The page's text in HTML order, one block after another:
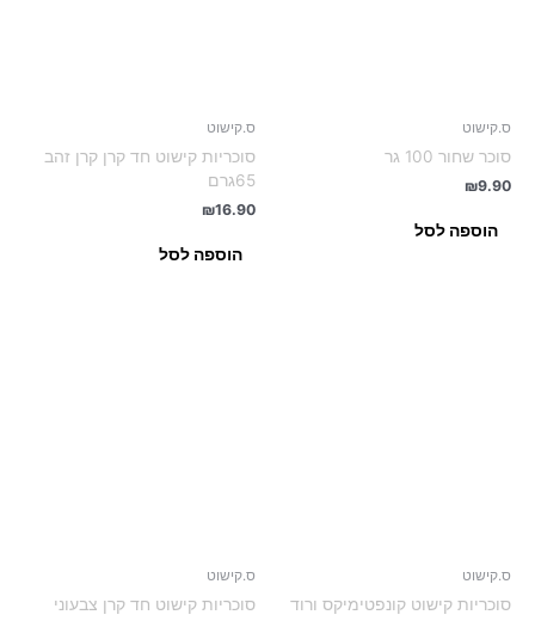
ס.קישוט
סוכר שחור 100 גר
₪9.90
הוספה לסל
ס.קישוט
סוכריות קישוט חד קרן קרן זהב
65גרם
₪16.90
הוספה לסל
ס.קישוט
סוכריות קישוט קונפטימיקס ורוד
ס.קישוט
סוכריות קישוט חד קרן צבעוני